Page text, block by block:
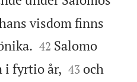
visdom finns


42 Salomo
i fyrtio år, 

43 och